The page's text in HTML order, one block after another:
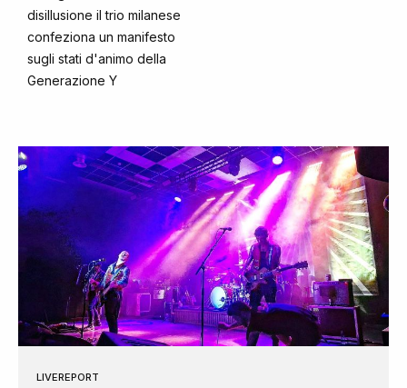
disillusione il trio milanese
confeziona un manifesto
sugli stati d'animo della
Generazione Y
LIVEREPORT